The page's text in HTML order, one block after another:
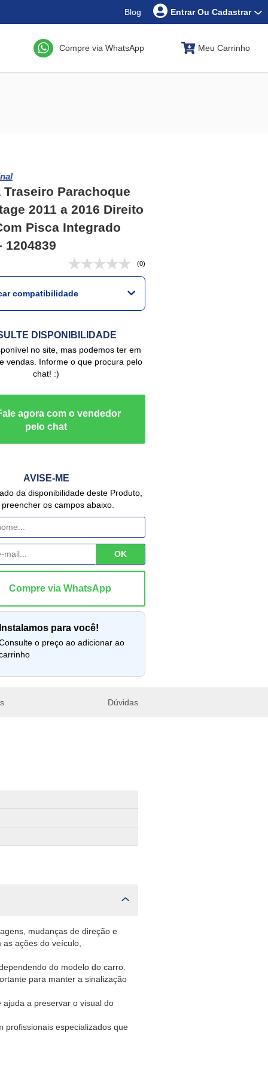
Blog Entrar Ou Cadastrar
Compre via WhatsApp Meu Carrinho
Traseiro Parachoque
2011 a 2016 Direito
Pisca Integrado
1204839
(0)
compatibilidade
DISPONIBILIDADE
vendas. Informe o que procura pelo
chat! :)
AVISE-ME
preencher os campos abaixo.
instalamos para você!
ao adicionar ao
Dúvidas
mudanças de direção e
ações do veículo,
do modelo do carro.
para manter a sinalização
a preservar o visual do
profissionais especializados que